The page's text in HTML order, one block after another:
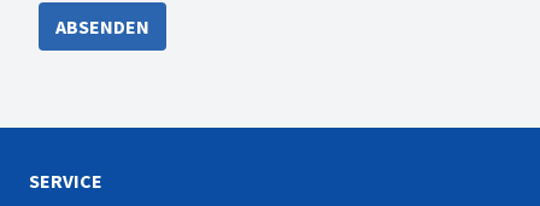
ABSENDEN
SERVICE